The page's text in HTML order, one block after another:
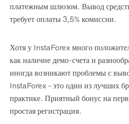
платежным шлюзом. Вывод
требует оплаты 3,5% комиссии.
Хотя у InstaForex много
как наличие демо-счета и
иногда возникают проблемы с
InstaForex – это один из лучших
практике. Приятный бонус на
простая регистрация.